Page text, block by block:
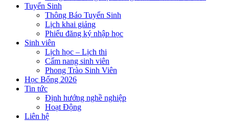
Tuyển Sinh
Thông Báo Tuyển Sinh
Lịch khai giảng
Phiếu đăng ký nhập học
Sinh viên
Lịch học – Lịch thi
Cẩm nang sinh viên
Phong Trào Sinh Viên
Học Bổng 2026
Tin tức
Định hướng nghề nghiệp
Hoạt Động
Liên hệ